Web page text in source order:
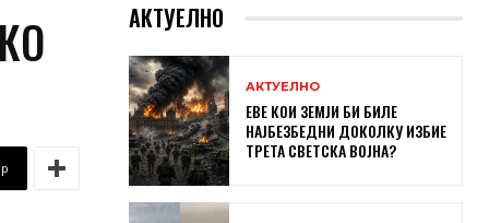
АКТУЕЛНО
АКТУЕЛНО
ЕВЕ КОИ ЗЕМЈИ БИ БИЛЕ
НАЈБЕЗБЕДНИ ДОКОЛКУ ИЗБИЕ
ТРЕТА СВЕТСКА ВОЈНА?